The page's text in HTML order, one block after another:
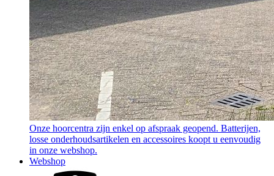
Onze hoorcentra zijn enkel op afspraak geopend. Batterijen,
losse onderhoudsartikelen en accessoires koopt u eenvoudig
in onze webshop.
Webshop